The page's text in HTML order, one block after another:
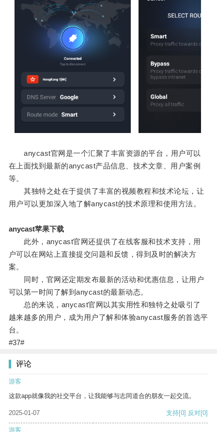
anycast官网是一个汇聚了丰富资源的平台，用户可以
在上面找到最新的anycast产品信息、技术文章、用户案例
等。
其独特之处在于提供了丰富的视频教程和技术论坛，让
用户可以更加深入地了解anycast的技术原理和使用方法。
anycast苹果下载
此外，anycast官网还提供了在线客服和技术支持，用
户可以在网站上直接提交问题和反馈，得到及时的解决方
案。
同时，官网还定期发布最新的活动和优惠信息，让用户
可以第一时间了解到anycast的最新动态。
总的来说，anycast官网以其实用性和独特之处吸引了
越来越多的用户，成为用户了解和体验anycast服务的首选平
台。
#37#
评论
游客
这款app就像我的社交平台，让我能够与志同道合的朋友一起交流。
2025-01-07 支持[0] 反对[0]
游客